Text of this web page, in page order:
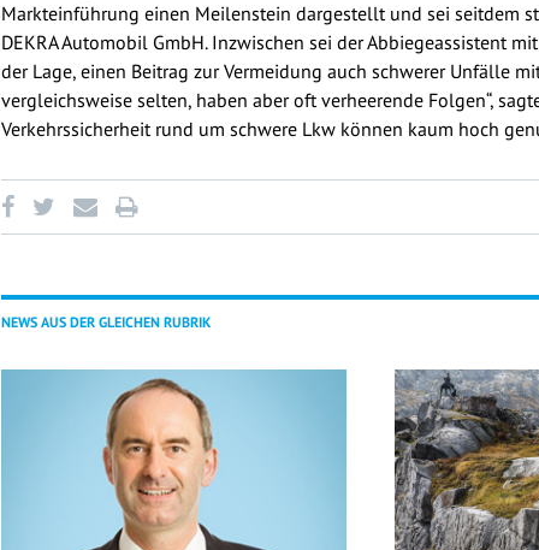
Markteinführung einen Meilenstein dargestellt und sei seitdem
DEKRA Automobil GmbH. Inzwischen sei der Abbiegeassistent
der Lage, einen Beitrag zur Vermeidung auch schwerer Unfälle
vergleichsweise selten, haben aber oft verheerende Folgen“,
Verkehrssicherheit rund um schwere Lkw können kaum hoch
NEWS AUS DER GLEICHEN RUBRIK